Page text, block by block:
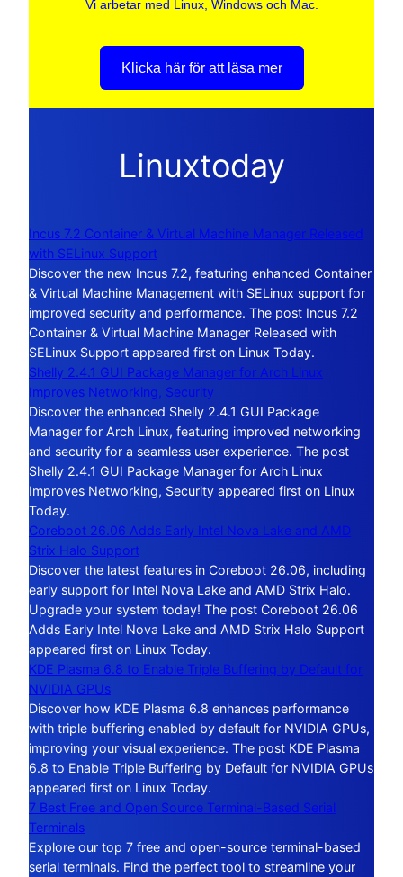
Vi arbetar med Linux, Windows och Mac.
Klicka här för att läsa mer
Linuxtoday
Incus 7.2 Container & Virtual Machine Manager Released
with SELinux Support
Discover the new Incus 7.2, featuring enhanced Container
& Virtual Machine Management with SELinux support for
improved security and performance. The post Incus 7.2
Container & Virtual Machine Manager Released with
SELinux Support appeared first on Linux Today.
Shelly 2.4.1 GUI Package Manager for Arch Linux
Improves Networking, Security
Discover the enhanced Shelly 2.4.1 GUI Package
Manager for Arch Linux, featuring improved networking
and security for a seamless user experience. The post
Shelly 2.4.1 GUI Package Manager for Arch Linux
Improves Networking, Security appeared first on Linux
Today.
Coreboot 26.06 Adds Early Intel Nova Lake and AMD
Strix Halo Support
Discover the latest features in Coreboot 26.06, including
early support for Intel Nova Lake and AMD Strix Halo.
Upgrade your system today! The post Coreboot 26.06
Adds Early Intel Nova Lake and AMD Strix Halo Support
appeared first on Linux Today.
KDE Plasma 6.8 to Enable Triple Buffering by Default for
NVIDIA GPUs
Discover how KDE Plasma 6.8 enhances performance
with triple buffering enabled by default for NVIDIA GPUs,
improving your visual experience. The post KDE Plasma
6.8 to Enable Triple Buffering by Default for NVIDIA GPUs
appeared first on Linux Today.
7 Best Free and Open Source Terminal-Based Serial
Terminals
Explore our top 7 free and open-source terminal-based
serial terminals. Find the perfect tool to streamline your